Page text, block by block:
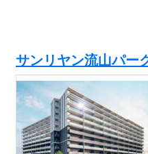
サンリヤン流山パー